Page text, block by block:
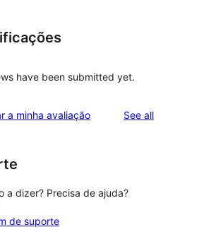
have been submitted yet.
a minha avaliação See allreviews
a dizer? Precisa de ajuda?
de suporte